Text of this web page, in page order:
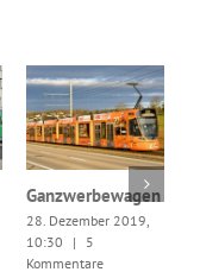
Ganzwerbewagen
28. Dezember 2019,
10:30
|
5
Kommentare